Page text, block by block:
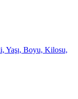
Yaşı, Boyu, Kilosu,